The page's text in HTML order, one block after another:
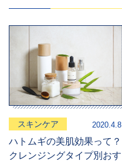
スキンケア 2020.4.8
ハトムギの美肌効果って？
クレンジングタイプ別おす